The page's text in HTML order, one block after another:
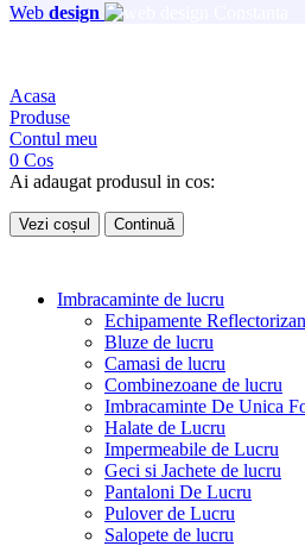
Web design
Acasa
Produse
Contul meu
0 Cos
Ai adaugat produsul in cos:
Vezi coșul Continuă
Imbracaminte de lucru
Echipamente
Bluze de lucru
Camasi de lucru
Combinezoane de lucru
Imbracaminte De Unica
Halate de Lucru
Impermeabile de Lucru
Geci si Jachete de lucru
Pantaloni De Lucru
Pulover de Lucru
Salopete de lucru